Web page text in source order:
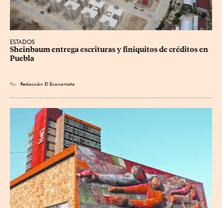
ESTADOS
Sheinbaum entrega escrituras y finiquitos de créditos en
Puebla
Por Redacción El Economista